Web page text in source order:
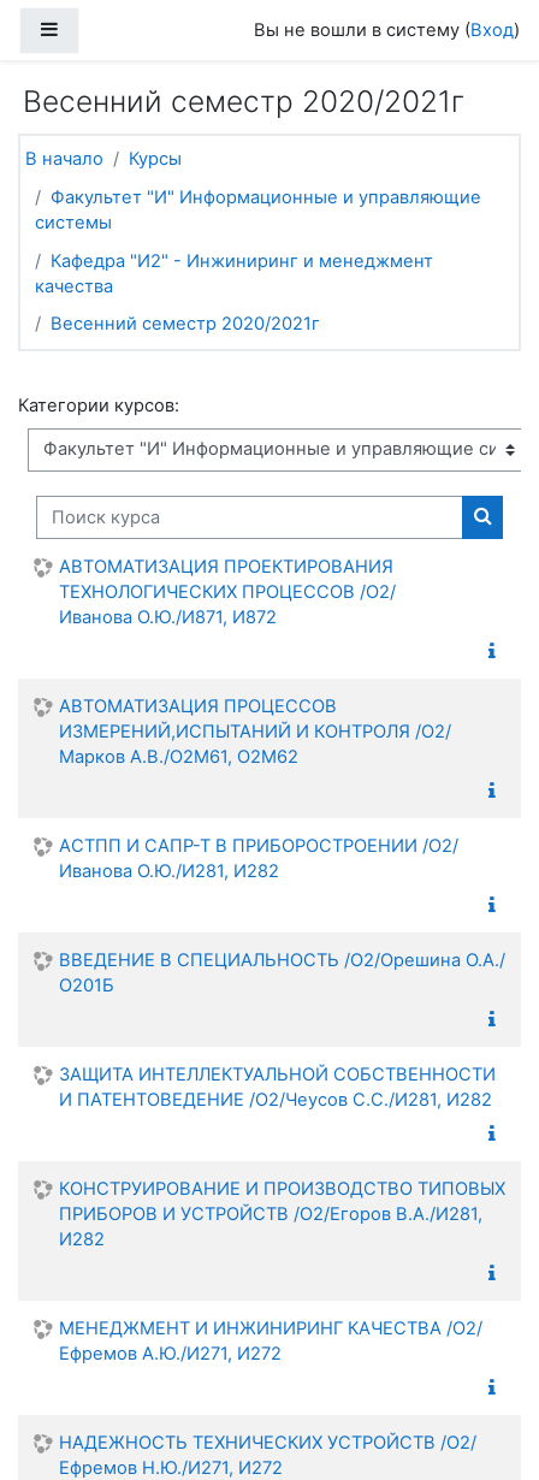
Вы не вошли в систему (Вход)
Весенний семестр 2020/2021г
В начало
Курсы
Факультет "И" Информационные и управляющие
системы
Кафедра "И2" - Инжиниринг и менеджмент
качества
Весенний семестр 2020/2021г
Категории курсов:
Поиск курса
Поиск
АВТОМАТИЗАЦИЯ ПРОЕКТИРОВАНИЯ
ТЕХНОЛОГИЧЕСКИХ ПРОЦЕССОВ /О2/
Иванова О.Ю./И871, И872
АВТОМАТИЗАЦИЯ ПРОЦЕССОВ
ИЗМЕРЕНИЙ,ИСПЫТАНИЙ И КОНТРОЛЯ /О2/
Марков А.В./О2М61, О2М62
АСТПП И САПР-Т В ПРИБОРОСТРОЕНИИ /О2/
Иванова О.Ю./И281, И282
ВВЕДЕНИЕ В СПЕЦИАЛЬНОСТЬ /О2/Орешина О.А./
О201Б
ЗАЩИТА ИНТЕЛЛЕКТУАЛЬНОЙ СОБСТВЕННОСТИ
И ПАТЕНТОВЕДЕНИЕ /О2/Чеусов С.С./И281, И282
КОНСТРУИРОВАНИЕ И ПРОИЗВОДСТВО ТИПОВЫХ
ПРИБОРОВ И УСТРОЙСТВ /О2/Егоров В.А./И281,
И282
МЕНЕДЖМЕНТ И ИНЖИНИРИНГ КАЧЕСТВА /О2/
Ефремов А.Ю./И271, И272
НАДЕЖНОСТЬ ТЕХНИЧЕСКИХ УСТРОЙСТВ /О2/
Ефремов Н.Ю./И271, И272